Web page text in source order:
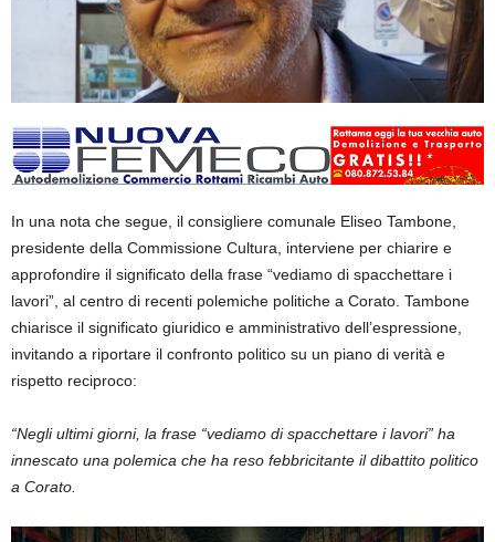
In una nota che segue, il consigliere comunale Eliseo Tambone,
presidente della Commissione Cultura, interviene per chiarire e
approfondire il significato della frase “vediamo di spacchettare i
lavori”, al centro di recenti polemiche politiche a Corato. Tambone
chiarisce il significato giuridico e amministrativo dell’espressione,
invitando a riportare il confronto politico su un piano di verità e
rispetto reciproco:
“Negli ultimi giorni, la frase “vediamo di spacchettare i lavori” ha
innescato una polemica che ha reso febbricitante il dibattito politico
a Corato.